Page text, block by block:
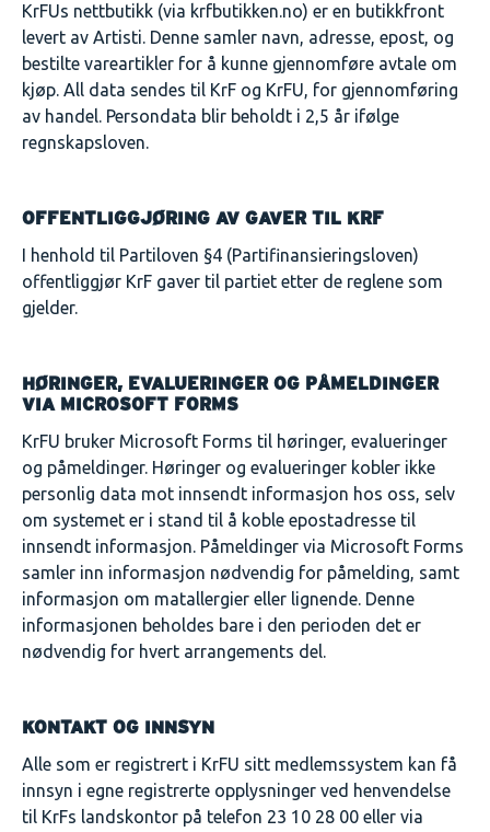
KrFUs nettbutikk (via krfbutikken.no) er en butikkfront
levert av Artisti. Denne samler navn, adresse, epost, og
bestilte vareartikler for å kunne gjennomføre avtale om
kjøp. All data sendes til KrF og KrFU, for gjennomføring
av handel. Persondata blir beholdt i 2,5 år ifølge
regnskapsloven.
OFFENTLIGGJØRING AV GAVER TIL KRF
I henhold til Partiloven §4 (Partifinansieringsloven)
offentliggjør KrF gaver til partiet etter de reglene som
gjelder.
HØRINGER, EVALUERINGER OG PÅMELDINGER
VIA MICROSOFT FORMS
KrFU bruker Microsoft Forms til høringer, evalueringer
og påmeldinger. Høringer og evalueringer kobler ikke
personlig data mot innsendt informasjon hos oss, selv
om systemet er i stand til å koble epostadresse til
innsendt informasjon. Påmeldinger via Microsoft Forms
samler inn informasjon nødvendig for påmelding, samt
informasjon om matallergier eller lignende. Denne
informasjonen beholdes bare i den perioden det er
nødvendig for hvert arrangements del.
KONTAKT OG INNSYN
Alle som er registrert i KrFU sitt medlemssystem kan få
innsyn i egne registrerte opplysninger ved henvendelse
til KrFs landskontor på telefon 23 10 28 00 eller via